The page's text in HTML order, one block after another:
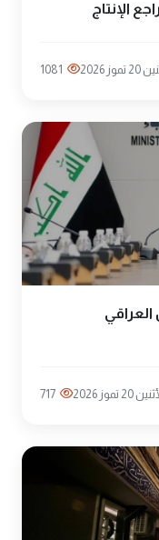
الإنتاج
تموز 2026 1081
العراقي
20 تموز 2026 717